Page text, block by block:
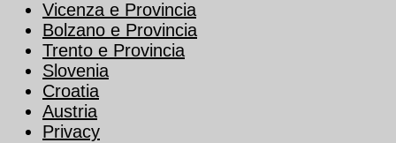
Vicenza e Provincia
Bolzano e Provincia
Trento e Provincia
Slovenia
Croatia
Austria
Privacy